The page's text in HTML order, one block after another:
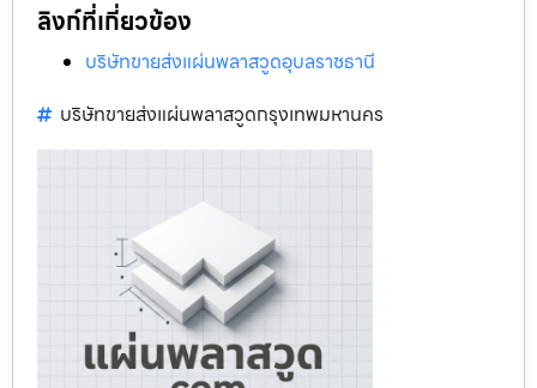
ลิงก์ที่เกี่ยวข้อง
บริษัทขายส่งแผ่นพลาสวูดอุบลราชธานี
บริษัทขายส่งแผ่นพลาสวูดกรุงเทพมหานคร